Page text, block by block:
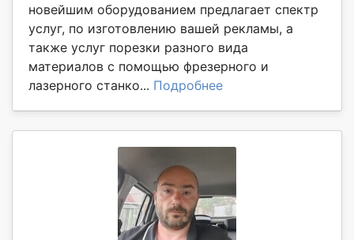
новейшим оборудованием предлагает спектр
услуг, по изготовлению вашей рекламы, а
также услуг порезки разного вида
материалов с помощью фрезерного и
лазерного станко... Подробнее